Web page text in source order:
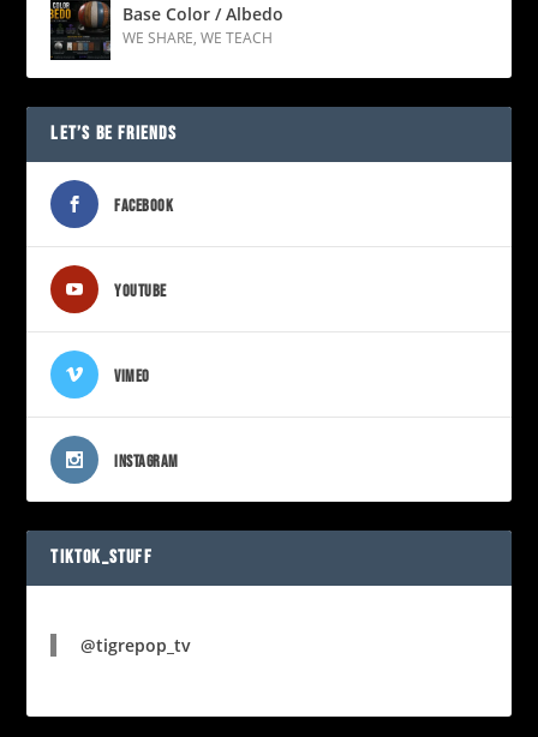
Base Color / Albedo
WE SHARE,WE TEACH
LET’S BE FRIENDS
FACEBOOK
YOUTUBE
VIMEO
INSTAGRAM
TIKTOK_STUFF
@tigrepop_tv